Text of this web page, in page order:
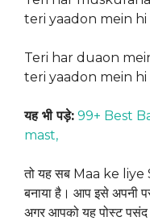
teri yaadon mein hi
Teri har duaon
teri yaadon mein
यह भी पड़े: 99+ Best
mast,
तो यह सब Maa ke
बनाया है। आप इसे अपनी
अगर आपको यह पोस्ट